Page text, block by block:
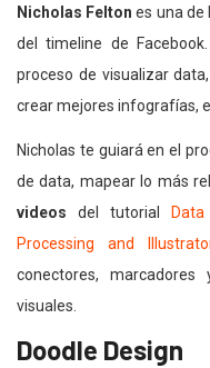
Nicholas Felton es una de
del timeline de
proceso de visualizar
crear mejores infografías,
Nicholas te guiará en el
de data, mapear lo más
videos del tutorial
Processing and
conectores,
visuales.
Doodle Design